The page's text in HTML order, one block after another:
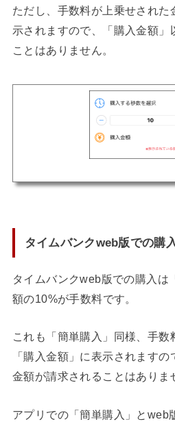
ただし、手数料が上乗せされた
示されますので、「購入金額」
ことはありません。
タイムバンクweb版での購
タイムバンクweb版での購入は
額の10%が手数料です。
これも「簡単購入」同様、手
「購入金額」に表示されます
金額が請求されることはありま
アプリでの「簡単購入」とweb